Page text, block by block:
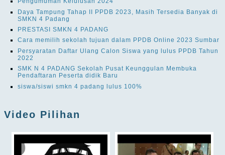
Daya Tampung Tahap II PPDB 2023, Masih Tersedia Banyak di
SMKN 4 Padang
PRESTASI SMKN 4 PADANG
Cara memilih sekolah tujuan dalam PPDB Online 2023 Sumbar
Persyaratan Daftar Ulang Calon Siswa yang lulus PPDB Tahun
2022
SMK N 4 PADANG Sekolah Pusat Keunggulan Membuka
Pendaftaran Peserta didik Baru
siswa/siswi smkn 4 padang lulus 100%
Video Pilihan